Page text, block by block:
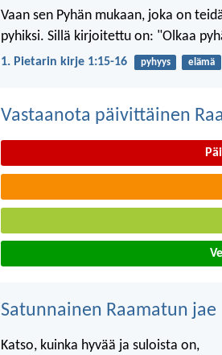
Vaan sen Pyhän mukaan, joka on
pyhiksi. Sillä kirjoitettu on: "Olkaa
1. Pietarin kirje 1:15-16 pyhyys elämä
Vastaanota päivittäinen
Satunnainen Raamatun jae
Katso, kuinka hyvää ja suloista on,